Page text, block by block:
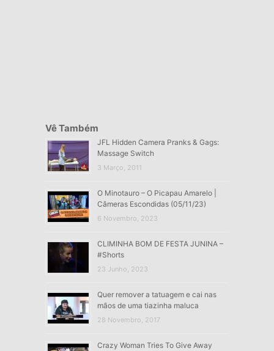
Vê Também
JFL Hidden Camera Pranks & Gags:
Massage Switch
3 Março, 2011
O Minotauro – O Picapau Amarelo |
Câmeras Escondidas (05/11/23)
6 Novembro, 2023
CLIMINHA BOM DE FESTA JUNINA –
#Shorts
23 Junho, 2023
Quer remover a tatuagem e cai nas
mãos de uma tiazinha maluca
28 Novembro, 2017
Crazy Woman Tries To Give Away